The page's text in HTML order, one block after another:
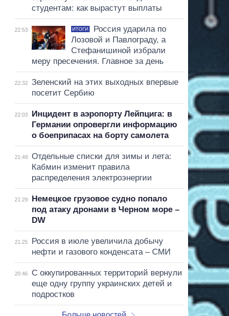
студентам: как вырастут выплаты
22:53 ИТОГИ
Россия ударила по
Лозовой и Павлограду, а
Стефанишиной избрали
меру пресечения. Главное за день
22:32
Зеленский на этих выходных впервые
посетит Сербию
22:03
Инцидент в аэропорту Лейпцига: в
Германии опровергли информацию
о боеприпасах на борту самолета
21:49
Отдельные списки для зимы и лета:
Кабмин изменит правила
распределения электроэнергии
21:29
Немецкое грузовое судно попало
под атаку дронами в Черном море –
DW
21:25
Россия в июле увеличила добычу
нефти и газового конденсата – СМИ
20:46
С оккупированных территорий вернули
еще одну группу украинских детей и
подростков